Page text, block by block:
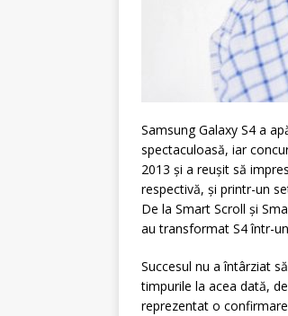
Samsung Galaxy S4 a
spectaculoasă, iar
2013 și a reușit să
respectivă, și printr-un
De la Smart Scroll și
au transformat S4 într-
Succesul nu a întârziat
timpurile la acea dată,
reprezentat o